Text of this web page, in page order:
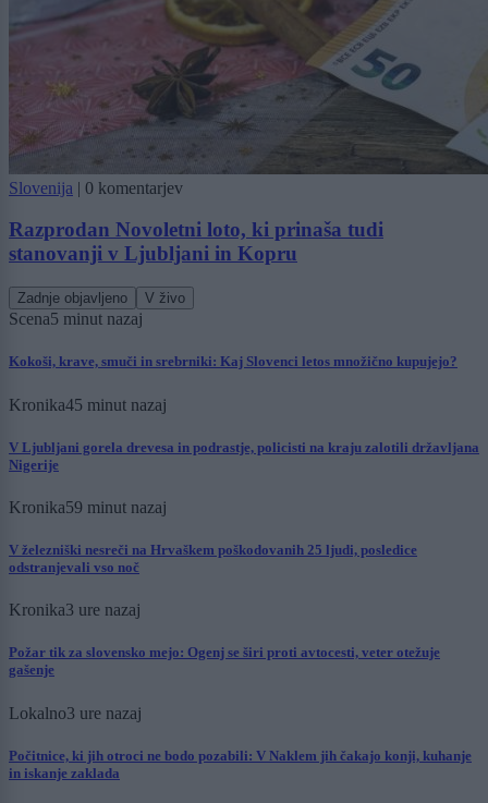
Slovenija | 0 komentarjev
Razprodan Novoletni loto, ki prinaša tudi
stanovanji v Ljubljani in Kopru
Zadnje objavljeno V živo
Scena5 minut nazaj
Kokoši, krave, smuči in srebrniki: Kaj Slovenci letos množično kupujejo?
Kronika45 minut nazaj
V Ljubljani gorela drevesa in podrastje, policisti na kraju zalotili državljana
Nigerije
Kronika59 minut nazaj
V železniški nesreči na Hrvaškem poškodovanih 25 ljudi, posledice
odstranjevali vso noč
Kronika3 ure nazaj
Požar tik za slovensko mejo: Ogenj se širi proti avtocesti, veter otežuje
gašenje
Lokalno3 ure nazaj
Počitnice, ki jih otroci ne bodo pozabili: V Naklem jih čakajo konji, kuhanje
in iskanje zaklada